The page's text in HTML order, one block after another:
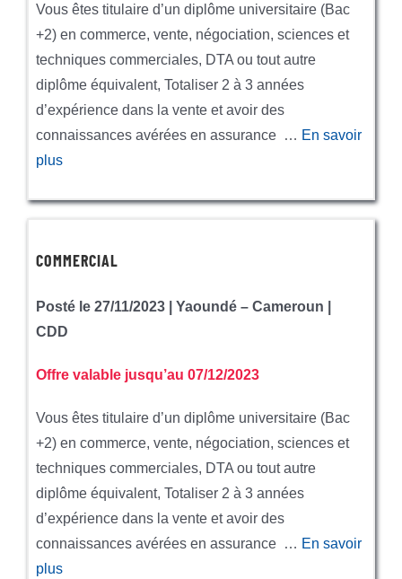
Vous êtes titulaire d’un diplôme universitaire (Bac
+2) en commerce, vente, négociation, sciences et
techniques commerciales, DTA ou tout autre
diplôme équivalent, Totaliser 2 à 3 années
d’expérience dans la vente et avoir des
connaissances avérées en assurance … En savoir
plus
COMMERCIAL
Posté le 27/11/2023 | Yaoundé – Cameroun |
CDD
Offre valable jusqu’au 07/12/2023
Vous êtes titulaire d’un diplôme universitaire (Bac
+2) en commerce, vente, négociation, sciences et
techniques commerciales, DTA ou tout autre
diplôme équivalent, Totaliser 2 à 3 années
d’expérience dans la vente et avoir des
connaissances avérées en assurance … En savoir
plus